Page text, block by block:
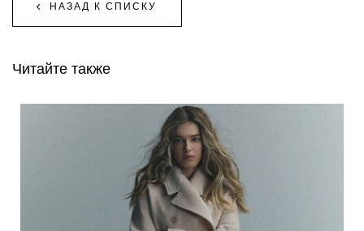
НАЗАД К СПИСКУ
Читайте также